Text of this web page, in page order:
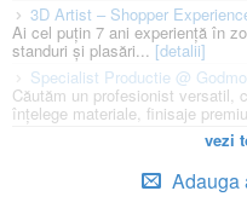
3D Artist – Shopper
Ai cel puțin 7 ani experiență în
standuri și plasări...[detalii]
Specialist Productie @
Căutăm un profesionist versatil,
înțelege materiale, finisaje
vezi
Adauga